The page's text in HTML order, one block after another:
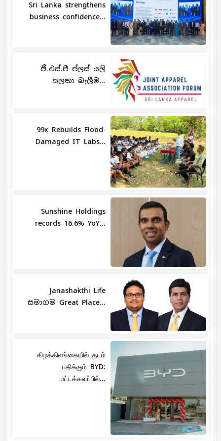
Sri Lanka strengthens
business confidence...
ජී.එස්.පී ප්ලස් යලි
සලකා බැලීම...
99x Rebuilds Flood-
Damaged IT Labs...
Sunshine Holdings
records 16.6% YoY...
Janashakthi Life
සමාගම Great Place...
கிழக்கிலங்கையில் தடம்
பதிக்கும் BYD:
மட்டக்களப்பில்...